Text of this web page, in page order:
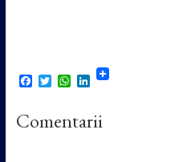
F
e
b
T
t
t
W
t
s
L
k
e
Comentarii